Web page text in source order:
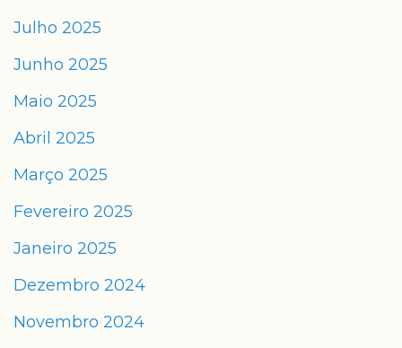
Julho 2025
Junho 2025
Maio 2025
Abril 2025
Março 2025
Fevereiro 2025
Janeiro 2025
Dezembro 2024
Novembro 2024